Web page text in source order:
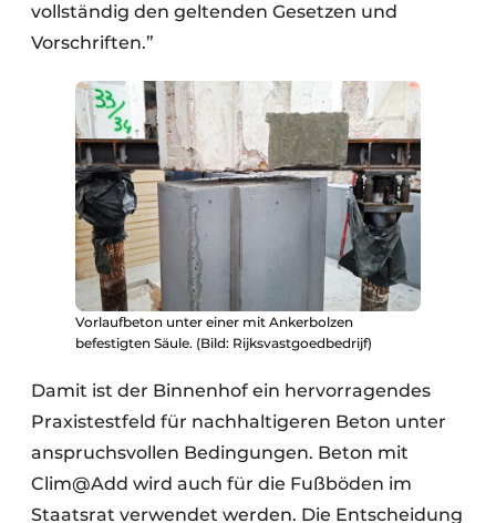
vollständig den geltenden Gesetzen und
Vorschriften.”
Vorlaufbeton unter einer mit Ankerbolzen
befestigten Säule. (Bild: Rijksvastgoedbedrijf)
Damit ist der Binnenhof ein hervorragendes
Praxistestfeld für nachhaltigeren Beton unter
anspruchsvollen Bedingungen. Beton mit
Clim@Add wird auch für die Fußböden im
Staatsrat verwendet werden. Die Entscheidung